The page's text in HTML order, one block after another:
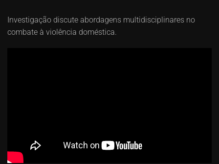
Investigação discute abordagens multidisciplinares no
combate à violência doméstica.